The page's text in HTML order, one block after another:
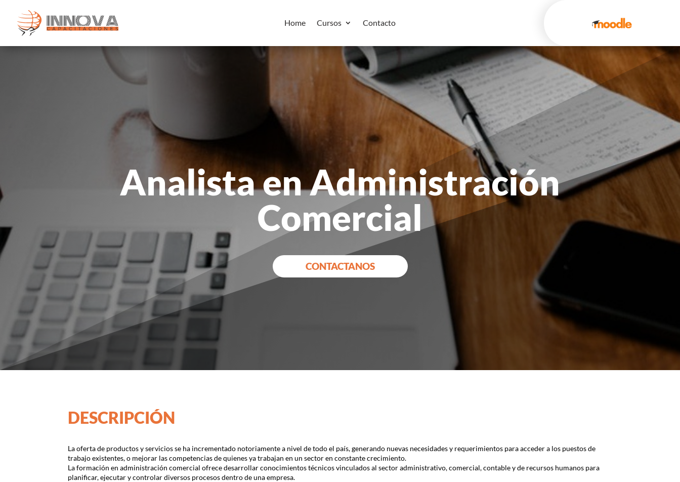
Home Cursos Contacto
Analista en Administración
Comercial
CONTACTANOS
DESCRIPCIÓN
La oferta de productos y servicios se ha incrementado notoriamente a nivel de todo el país, generando nuevas necesidades y requerimientos para acceder a los puestos de
trabajo existentes, o mejorar las competencias de quienes ya trabajan en un sector en constante crecimiento.
La formación en administración comercial ofrece desarrollar conocimientos técnicos vinculados al sector administrativo, comercial, contable y de recursos humanos para
planificar, ejecutar y controlar diversos procesos dentro de una empresa.